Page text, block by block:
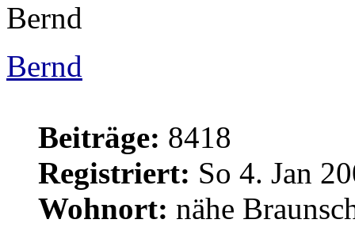
Bernd
Bernd
Beiträge: 8418
Registriert: So 4. Jan
Wohnort: nähe